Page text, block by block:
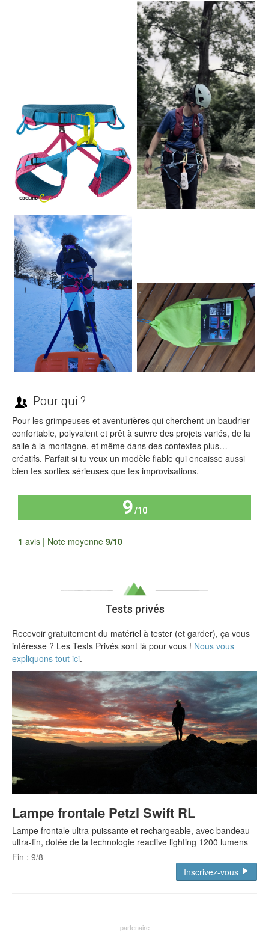
Pour qui ?
Pour les grimpeuses et aventurières qui cherchent un baudrier
confortable, polyvalent et prêt à suivre des projets variés, de la
salle à la montagne, et même dans des contextes plus…
créatifs. Parfait si tu veux un modèle fiable qui encaisse aussi
bien tes sorties sérieuses que tes improvisations.
9/10
1 avis | Note moyenne 9/10
Tests privés
Recevoir gratuitement du matériel à tester (et garder), ça vous
intéresse ? Les Tests Privés sont là pour vous ! Nous vous
expliquons tout ici.
Lampe frontale Petzl Swift RL
Lampe frontale ultra-puissante et rechargeable, avec bandeau
ultra-fin, dotée de la technologie reactive lighting 1200 lumens
Fin : 9/8
Inscrivez-vous